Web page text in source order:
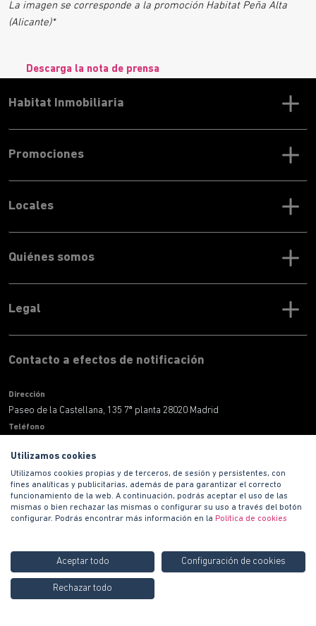
Llámanos GRATIS al
100 420
La imagen se corresponde a la promoción Habitat Peña Alta
(Alicante)*
Descarga la nota de prensa
Promociones
Locales
Contacto a efectos de notificación
Dirección
Paseo de la Castellana, 135 7ª planta 28020 Madrid
Teléfono
Correo electronico
informacion@habitat.es
Territoriales
Quiénes somos
Legal
Habitat Inmobiliaria
Copyright © 2021 PROMOCIONES HABITAT S.A.
Utilizamos cookies
Utilizamos cookies propias y de terceros, de sesión y persistentes, con
fines analíticas y publicitarias, además de para garantizar el correcto
funcionamiento de la web. A continuación, podrás aceptar el uso de las
mismas o bien rechazar las mismas o configurar su uso a través del botón
configurar. Podrás encontrar más información en la Política de cookies
Aceptar todo Configuración de cookies
Rechazar todo